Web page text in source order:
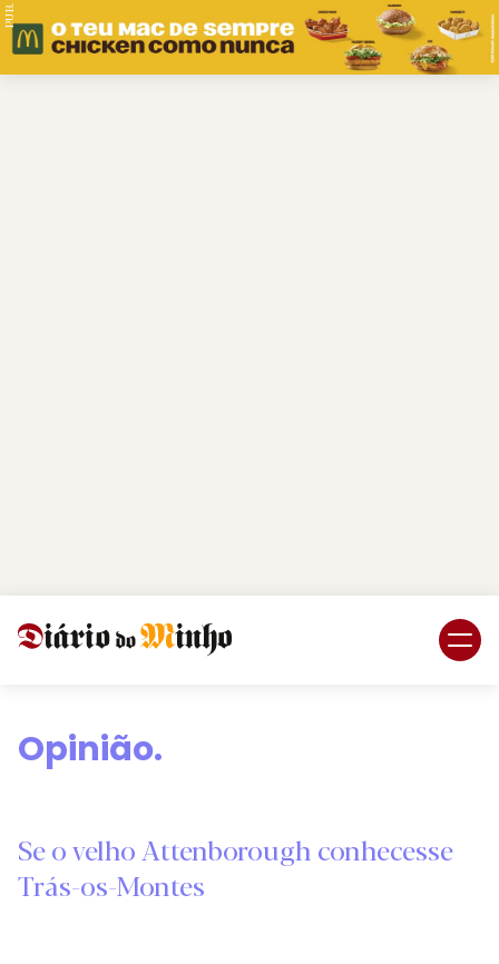
PUB.
Opinião.
Se o velho Attenborough conhecesse
Trás-os-Montes